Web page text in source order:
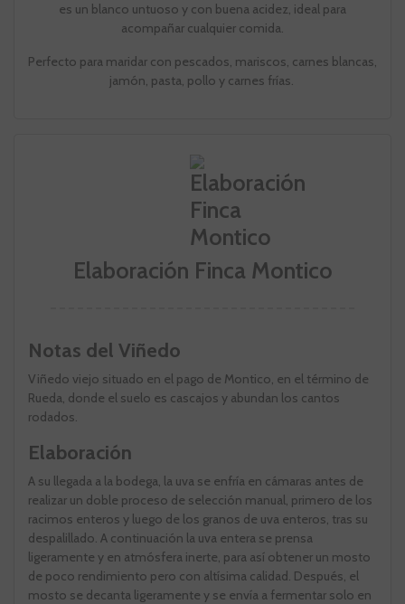
es un blanco untuoso y con buena acidez, ideal para
acompañar cualquier comida.
Perfecto para maridar con pescados, mariscos, carnes blancas,
jamón, pasta, pollo y carnes frías.
Elaboración Finca Montico
Notas del Viñedo
Viñedo viejo situado en el pago de Montico, en el término de
Rueda, donde el suelo es cascajos y abundan los cantos
rodados.
Elaboración
A su llegada a la bodega, la uva se enfría en cámaras antes de
realizar un doble proceso de selección manual, primero de los
racimos enteros y luego de los granos de uva enteros, tras su
despalillado. A continuación la uva entera se prensa
ligeramente y en atmósfera inerte, para así obtener un mosto
de poco rendimiento pero con altísima calidad. Después, el
mosto se decanta ligeramente y se envía a fermentar solo en